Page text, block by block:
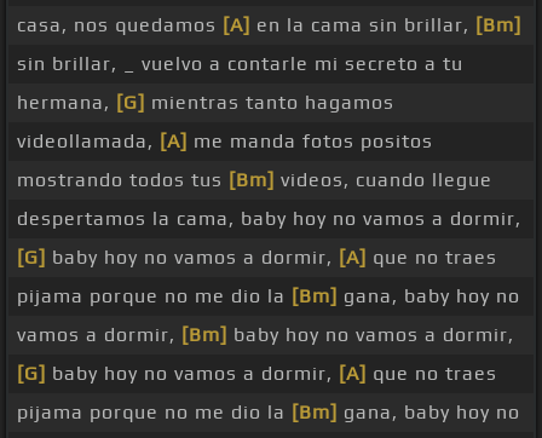
casa, nos quedamos [A] en la cama sin brillar, [Bm]
sin brillar, _ vuelvo a contarle mi secreto a tu
hermana, [G] mientras tanto hagamos
videollamada, [A] me manda fotos positos
mostrando todos tus [Bm] videos, cuando llegue
despertamos la cama, baby hoy no vamos a dormir,
[G] baby hoy no vamos a dormir, [A] que no traes
pijama porque no me dio la [Bm] gana, baby hoy no
vamos a dormir, [Bm] baby hoy no vamos a dormir,
[G] baby hoy no vamos a dormir, [A] que no traes
pijama porque no me dio la [Bm] gana, baby hoy no